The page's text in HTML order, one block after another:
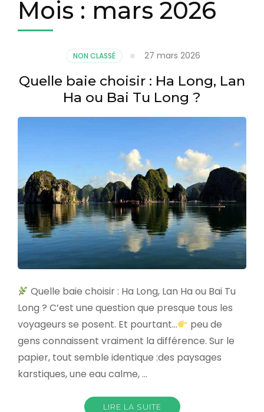
Mois : mars 2026
NON CLASSÉ 27 mars 2026
Quelle baie choisir : Ha Long, Lan
Ha ou Bai Tu Long ?
Quelle baie choisir : Ha Long, Lan Ha ou Bai Tu
Long ? C’est une question que presque tous les
voyageurs se posent. Et pourtant…
peu de
gens connaissent vraiment la différence. Sur le
papier, tout semble identique :des paysages
karstiques, une eau calme, …
LIRE LA SUITE